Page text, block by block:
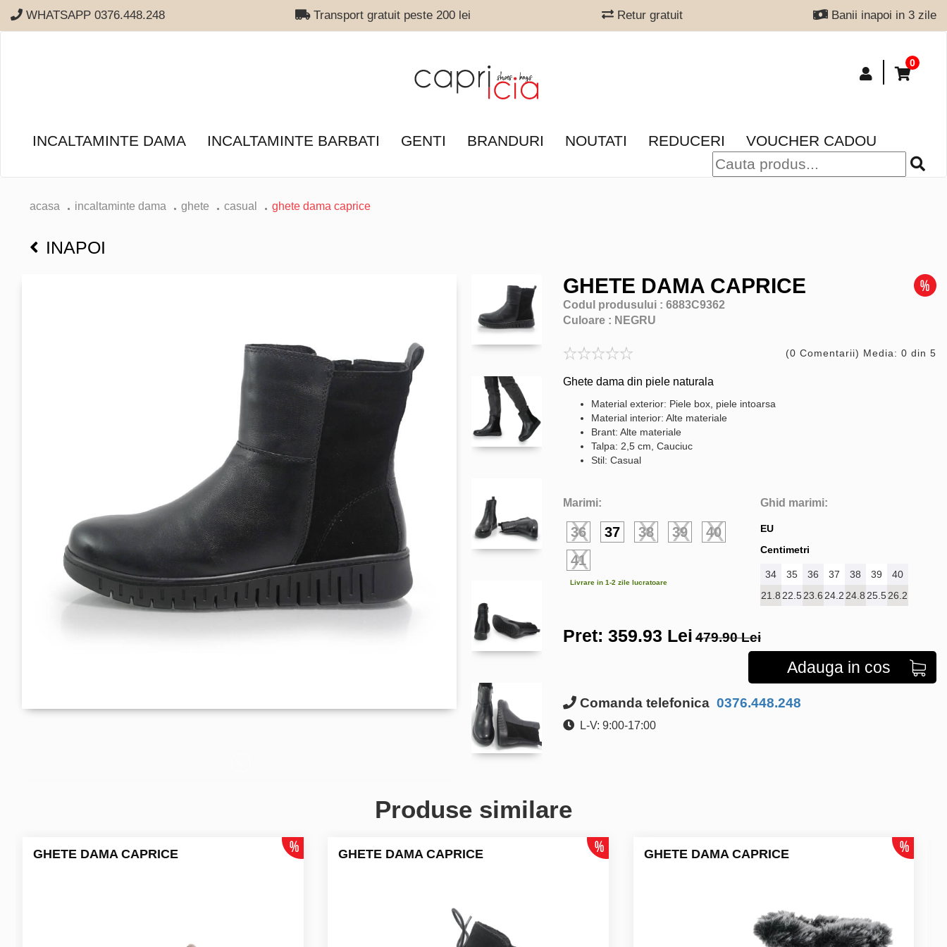
WHATSAPP 0376.448.248 Transport gratuit peste 200 lei Retur gratuit Banii inapoi in 3 zile
0
INCALTAMINTE DAMA INCALTAMINTE BARBATI GENTI BRANDURI NOUTATI REDUCERI VOUCHER CADOU
acasa incaltaminte dama ghete casual ghete dama caprice
INAPOI
GHETE DAMA CAPRICE
Codul produsului : 6883C9362
Culoare : NEGRU
(0 Comentarii) Media: 0 din 5
Ghete dama din piele naturala
Material exterior: Piele box, piele intoarsa
Material interior: Alte materiale
Brant: Alte materiale
Talpa: 2,5 cm, Cauciuc
Stil: Casual
Marimi:
36 37 38 39
40
41
Livrare in 1-2 zile lucratoare
Ghid marimi:
EU
Centimetri
34 35 36 37 38 39
40
21.8 22.523.6 24.2 24.8 25.526.2
Pret: 359.93 Lei 479.90 Lei
Adauga in cos
Comanda telefonica 0376.448.248
L-V: 9:00-17:00
Produse similare
GHETE DAMA CAPRICE GHETE DAMA CAPRICE GHETE DAMA CAPRICE